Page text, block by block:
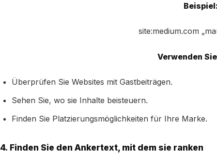
site:medium.com
Verwenden
Überprüfen Sie Websites mit Gastbeiträgen.
Sehen Sie, wo sie Inhalte beisteuern.
Finden Sie Platzierungsmöglichkeiten für Ihre Marke.
4. Finden Sie den Ankertext, mit dem sie ranken